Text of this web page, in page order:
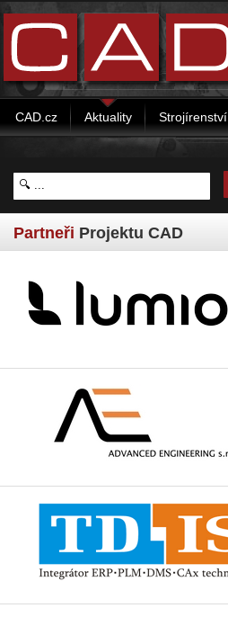
CAD.cz Aktuality Strojírenství
Partneři Projektu CAD